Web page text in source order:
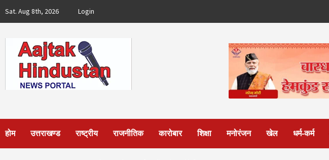
Sat. Aug 8th, 2026 Login
होम उत्तराखण्ड राष्ट्रीय राजनीतिक कारोबार शिक्षा मनोरंजन खेल धर्म-कर्म